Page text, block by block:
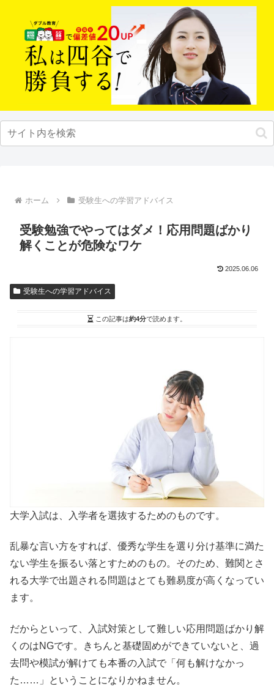
ホーム 受験生への学習アドバイス
受験勉強でやってはダメ！応用問題ばかり
解くことが危険なワケ
2025.06.06
受験生への学習アドバイス
この記事は約4分で読めます。
大学入試は、入学者を選抜するためのものです。
乱暴な言い方をすれば、優秀な学生を選り分け基準に満た
ない学生を振るい落とすためのもの。そのため、難関とさ
れる大学で出題される問題はとても難易度が高くなってい
ます。
だからといって、入試対策として難しい応用問題ばかり解
くのはNGです。きちんと基礎固めができていないと、過
去問や模試が解けても本番の入試で「何も解けなかっ
た……」ということになりかねません。